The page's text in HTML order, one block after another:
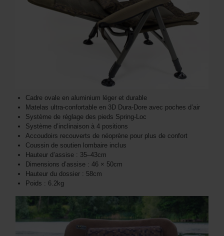
Cadre ovale en aluminium léger et durable
Matelas ultra-confortable en 3D Dura-Dore avec poches d’air
Système de réglage des pieds Spring-Loc
Système d’inclinaison à 4 positions
Accoudoirs recouverts de néoprène pour plus de confort
Coussin de soutien lombaire inclus
Hauteur d’assise : 35–43cm
Dimensions d’assise : 46 × 50cm
Hauteur du dossier : 58cm
Poids : 6.2kg